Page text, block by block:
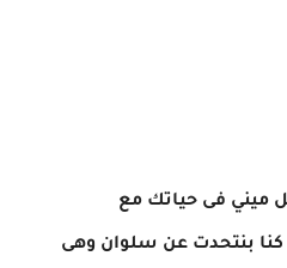
ميني فى حياتك مع
بنتحدت عن سلوان وهى